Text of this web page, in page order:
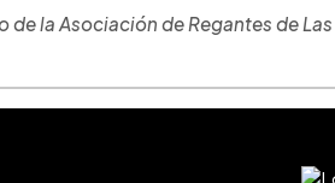
la Asociación de Regantes de